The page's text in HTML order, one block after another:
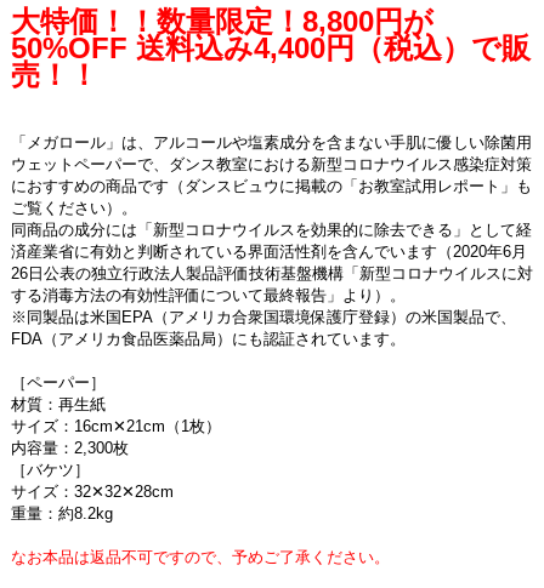
大特価！！数量限定！8,800円が
50%OFF 送料込み4,400円（税込）で販
売！！
「メガロール」は、アルコールや塩素成分を含まない手肌に優しい除菌用
ウェットペーパーで、ダンス教室における新型コロナウイルス感染症対策
におすすめの商品です（ダンスビュウに掲載の「お教室試用レポート」も
ご覧ください）。
同商品の成分には「新型コロナウイルスを効果的に除去できる」として経
済産業省に有効と判断されている界面活性剤を含んでいます（2020年6月
26日公表の独立行政法人製品評価技術基盤機構「新型コロナウイルスに対
する消毒方法の有効性評価について最終報告」より）。
※同製品は米国EPA（アメリカ合衆国環境保護庁登録）の米国製品で、
FDA（アメリカ食品医薬品局）にも認証されています。
［ペーパー］
材質：再生紙
サイズ：16cm✕21cm（1枚）
内容量：2,300枚
［バケツ］
サイズ：32✕32✕28cm
重量：約8.2kg
なお本品は返品不可ですので、予めご了承ください。